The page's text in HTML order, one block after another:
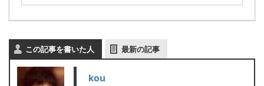
この記事を書いた人 最新の記事
kou